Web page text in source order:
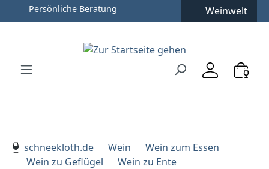
Zum Hauptinhalt springen
Zur Hauptnavigation springen
Persönliche Beratung Weinwelt
schneekloth.de
Wein
Wein zum Essen
Wein zu Geflügel
Wein zu Ente